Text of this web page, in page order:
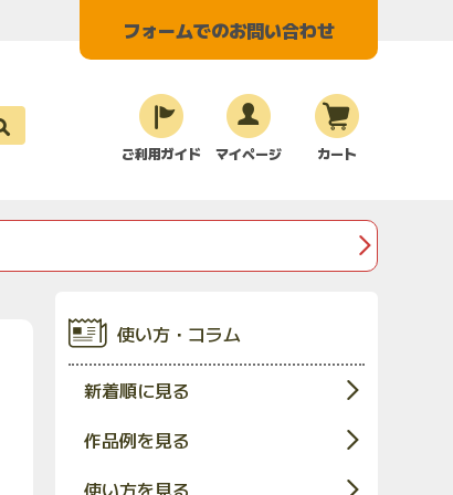
フォームでのお問い合わせ
ご利用ガイド マイページ カート
使い方・コラム
新着順に見る
作品例を見る
使い方を見る